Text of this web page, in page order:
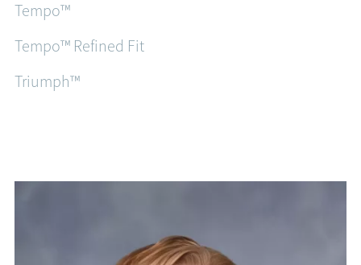
Tempo™
Tempo™ Refined Fit
Triumph™